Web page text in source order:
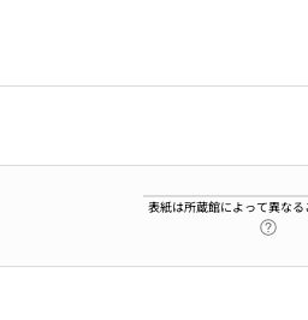
表紙は所蔵館によって異な